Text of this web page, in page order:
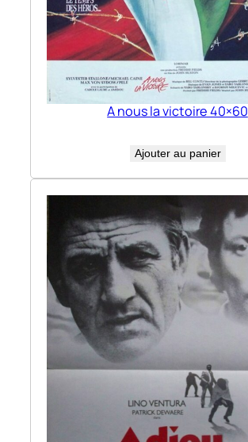
A nous la victoire 40×60
Ajouter au panier